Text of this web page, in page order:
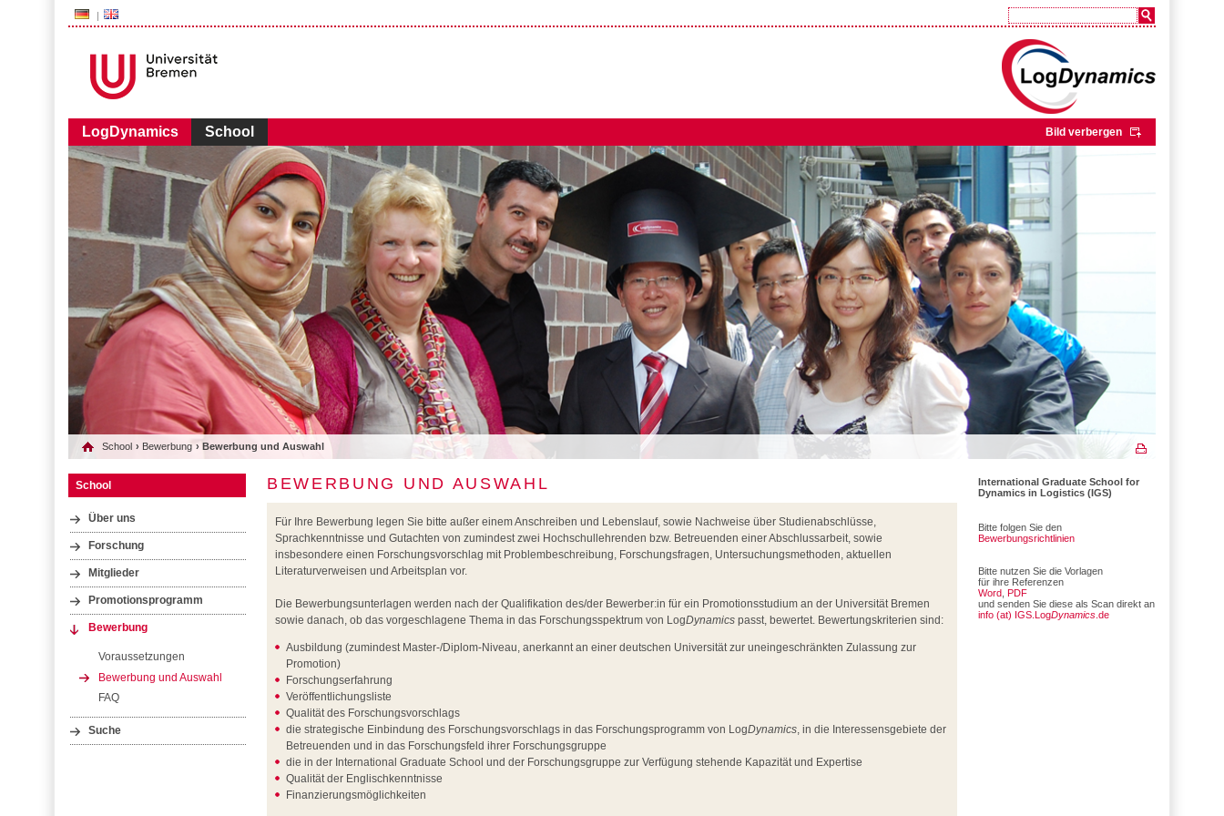
LogDynamics School Bild verbergen
###AUDIENCE-BOX###
School › Bewerbung › Bewerbung und Auswahl
School
Über uns
Forschung
Mitglieder
Promotionsprogramm
Bewerbung
Voraussetzungen
Bewerbung und Auswahl
FAQ
Suche
BEWERBUNG UND AUSWAHL
Für Ihre Bewerbung legen Sie bitte außer einem Anschreiben und Lebenslauf, sowie Nachweise über Studienabschlüsse,
Sprachkenntnisse und Gutachten von zumindest zwei Hochschullehrenden bzw. Betreuenden einer Abschlussarbeit, sowie
insbesondere einen Forschungsvorschlag mit Problembeschreibung, Forschungsfragen, Untersuchungsmethoden, aktuellen
Literaturverweisen und Arbeitsplan vor.
Die Bewerbungsunterlagen werden nach der Qualifikation des/der Bewerber:in für ein Promotionsstudium an der Universität Bremen
sowie danach, ob das vorgeschlagene Thema in das Forschungsspektrum von LogDynamics passt, bewertet. Bewertungskriterien sind:
Ausbildung (zumindest Master-/Diplom-Niveau, anerkannt an einer deutschen Universität zur uneingeschränkten Zulassung zur
Promotion)
Forschungserfahrung
Veröffentlichungsliste
Qualität des Forschungsvorschlags
die strategische Einbindung des Forschungsvorschlags in das Forschungsprogramm von LogDynamics , in die Interessensgebiete der
Betreuenden und in das Forschungsfeld ihrer Forschungsgruppe
die in der International Graduate School und der Forschungsgruppe zur Verfügung stehende Kapazität und Expertise
Qualität der Englischkenntnisse
Finanzierungsmöglichkeiten
International Graduate School for
Dynamics in Logistics (IGS)
Bitte folgen Sie den
Bewerbungsrichtlinien
Bitte nutzen Sie die Vorlagen
für ihre Referenzen
Word
PDF
und senden Sie diese als Scan direkt an
info (at) IGS.LogDynamics .de